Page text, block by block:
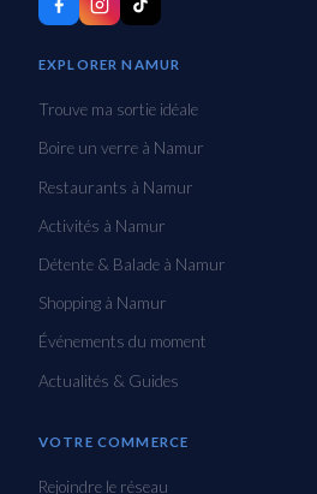
EXPLORER NAMUR
Trouve ma sortie idéale
Boire un verre à Namur
Restaurants à Namur
Activités à Namur
Détente & Balade à Namur
Shopping à Namur
Événements du moment
Actualités & Guides
VOTRE COMMERCE
Rejoindre le réseau